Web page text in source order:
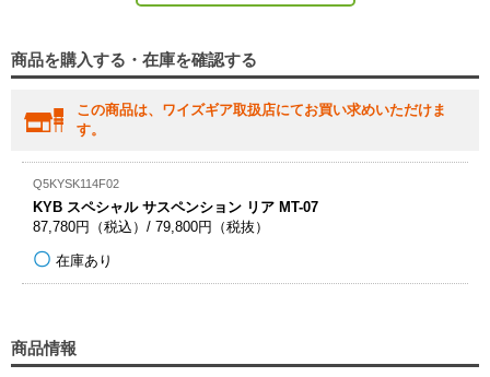
商品を購入する・在庫を確認する
この商品は、ワイズギア取扱店にてお買い求めいただけま
す。
Q5KYSK114F02
KYB スペシャル サスペンション リア MT-07
87,780円（税込）/ 79,800円（税抜）
在庫あり
商品情報